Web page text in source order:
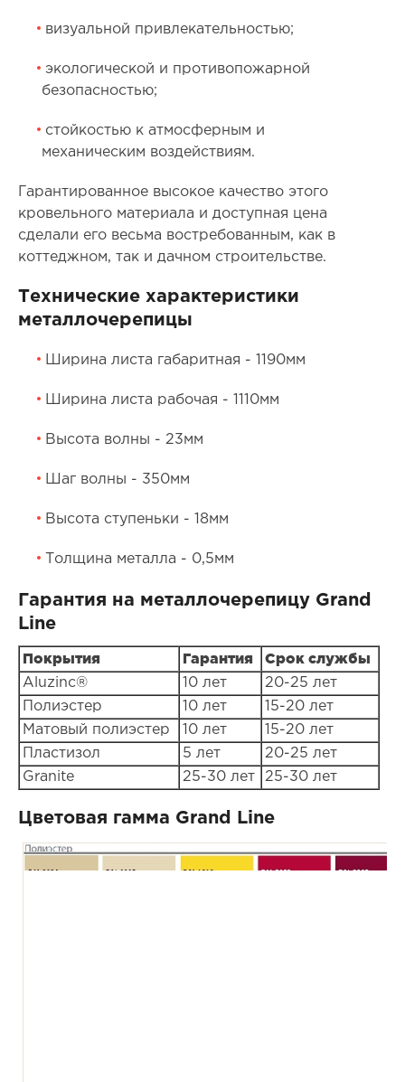
визуальной привлекательностью;
экологической и противопожарной
безопасностью;
стойкостью к атмосферным и
механическим воздействиям.
Гарантированное высокое качество этого
кровельного материала и доступная цена
сделали его весьма востребованным, как в
коттеджном, так и дачном строительстве.
Технические характеристики
металлочерепицы
Ширина листа габаритная - 1190мм
Ширина листа рабочая - 1110мм
Высота волны - 23мм
Шаг волны - 350мм
Высота ступеньки - 18мм
Толщина металла - 0,5мм
Гарантия на металлочерепицу Grand
Line
Покрытия Гарантия Срок службы
Aluzinc® 10 лет
20-25 лет
Полиэстер
10 лет
15-20 лет
Матовый полиэстер
10 лет
15-20 лет
Пластизол
5 лет
20-25 лет
Granite
25-30 лет 25-30 лет
Цветовая гамма Grand Line